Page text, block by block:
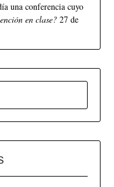
una conferencia cuyo
en clase?27 de